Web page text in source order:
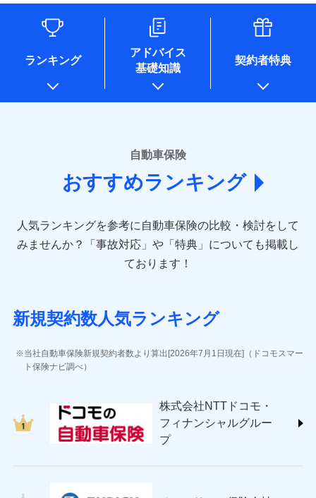
情報を取引のある他の保険会社の商品・サービスをご提案す
るために利用させていただくことがあります。）
各種セミナーの開催のため
コンサルティングサービスの実施のため
アンケートやキャンペーン等の実施のため
上記に係る案内・手続き・管理等付帯業務を行うため
* 当社が委託を受けている保険会社の情報は、保険会社のホ
ームページに掲載しておりますので、ご確認ください。
あいおいニッセイ同和損害保険株式会社
(https://www.aioinissaydowa.co.jp/)
アクサ損害保険株式会社 (https://www.axa-
direct.co.jp/)
sompo.co.jp/)
東京海上ダイレクト損害保険株式会社 (https://www.e-
AIG損害保険株式会社 (https://www.aig.co.jp/sonpo)
ジェイアイ傷害火災保険株式会社
ソニー損害保険株式会社
(https://www.sonysonpo.co.jp/)
ＳＯＭＰＯダイレクト損害保険株式会社
(https://www.sompo-direct.co.jp/)
チューリッヒ保険会社 (https://www.zurich.co.jp/)
ランキング
アドバイス
基礎知識
契約者特典
自動車保険
おすすめランキング
人気ランキングを参考に自動車保険の比較・検討をして
みませんか？
「事故対応」や「特典」についても掲載し
ております！
新規契約数人気ランキング
当社自動車保険新規契約者数より算出[2026年7月1日現在]（ドコモスマー
ト保険ナビ調べ）
株式会社NTTドコモ・
フィナンシャルグルー
プ